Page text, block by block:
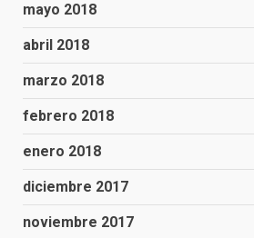
mayo 2018
abril 2018
marzo 2018
febrero 2018
enero 2018
diciembre 2017
noviembre 2017